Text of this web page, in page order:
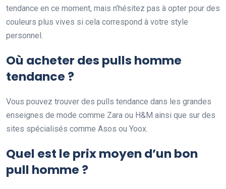
tendance en ce moment, mais n’hésitez pas à opter pour des
couleurs plus vives si cela correspond à votre style
personnel.
Où acheter des pulls homme
tendance ?
Vous pouvez trouver des pulls tendance dans les grandes
enseignes de mode comme Zara ou H&M ainsi que sur des
sites spécialisés comme Asos ou Yoox.
Quel est le prix moyen d’un bon
pull homme ?